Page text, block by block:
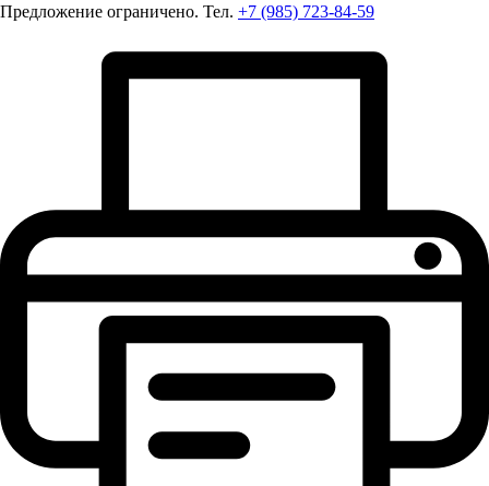
Предложение ограничено. Тел. +7 (985) 723-84-59